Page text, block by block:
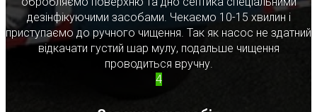
дезінфікуючими засобами. Чекаємо 10-15 хвилин і
приступаємо до ручного чищення. Так як насос не здатний
відкачати густий шар мулу, подальше чищення
проводиться вручну.
4